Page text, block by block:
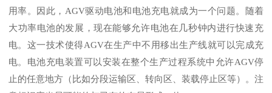
用率。因此，AGV驱动电池和电池充电就成为一个问题。随着
大功率电池的发展，现在能够允许电池在几秒钟内进行快速充
电。这一技术使得AGV在生产中不用移出生产线就可以完成充
电。电池充电装置可以安装在整个生产过程系统中允许AGV停
止的任意地方（比如分段运输区、转向区、装载停止区等）。注